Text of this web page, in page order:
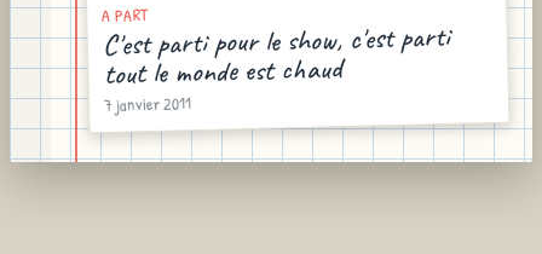
A PART
C'est parti pour le show, c'est parti
tout le monde est chaud
7 janvier 2011